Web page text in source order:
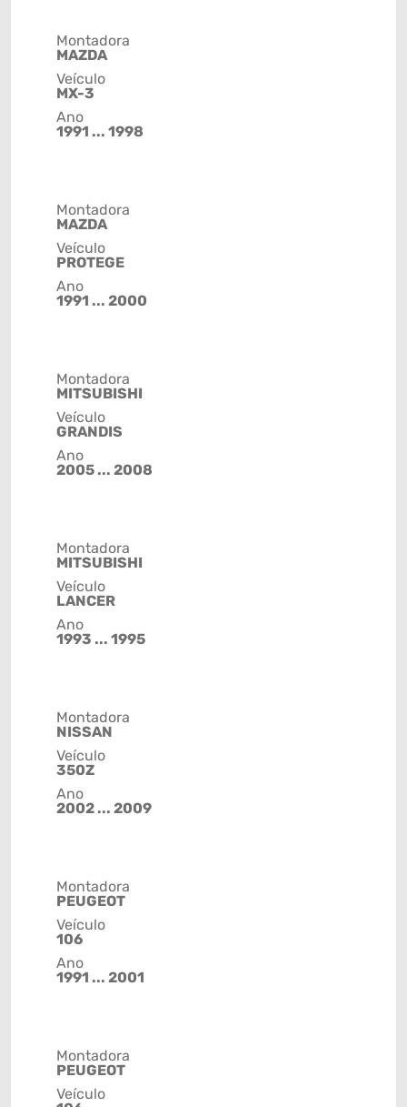
Montadora
MAZDA
Veículo
MX-3
Ano
1991 ... 1998
Montadora
MAZDA
Veículo
PROTEGE
Ano
1991 ... 2000
Montadora
MITSUBISHI
Veículo
GRANDIS
Ano
2005 ... 2008
Montadora
MITSUBISHI
Veículo
LANCER
Ano
1993 ... 1995
Montadora
NISSAN
Veículo
350Z
Ano
2002 ... 2009
Montadora
PEUGEOT
Veículo
106
Ano
1991 ... 2001
Montadora
PEUGEOT
Veículo